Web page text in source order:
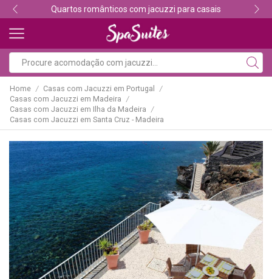
Quartos românticos com jacuzzi para casais
Home / Casas com Jacuzzi em Portugal /
Casas com Jacuzzi em Madeira /
Casas com Jacuzzi em Ilha da Madeira /
Casas com Jacuzzi em Santa Cruz - Madeira